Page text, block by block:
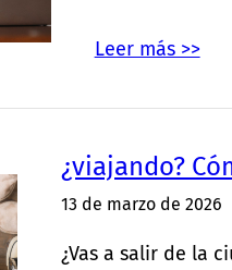
Leer más >>
¿viajando?
13 de marzo de 2026
¿Vas a salir de la